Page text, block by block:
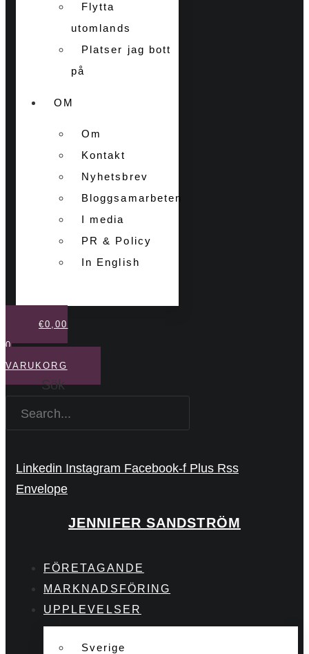
Flytta
utomlands
Platser jag bott
på
OM
Om
Kontakt
Nyhetsbrev
Bloggsamarbeten
I media
PR & Policy
In English
€0,00
0
VARUKORG
Sök
Linkedin Instagram Facebook-f Plus Rss
Envelope
JENNIFER SANDSTRÖM
FÖRETAGANDE
MARKNADSFÖRING
UPPLEVELSER
Sverige